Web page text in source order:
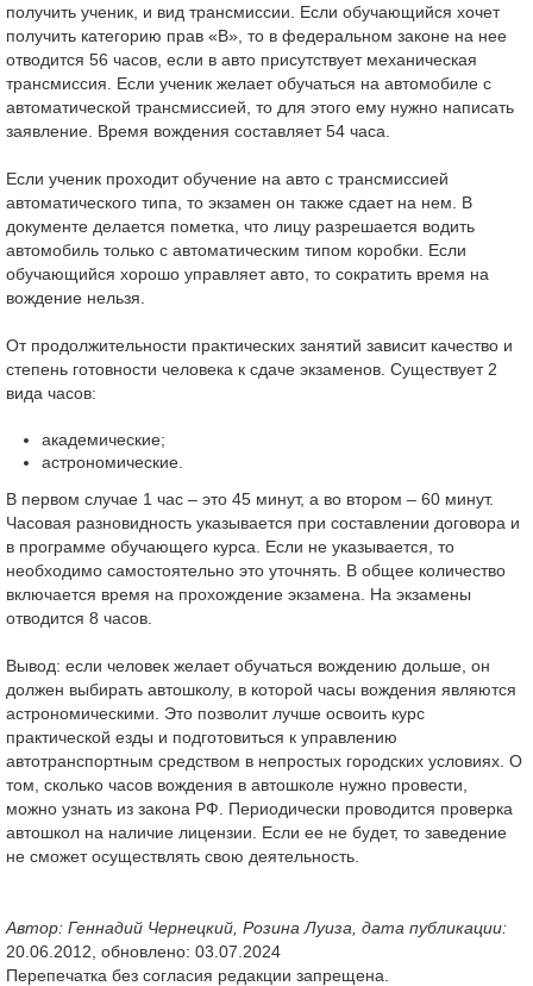
получить ученик, и вид трансмиссии. Если обучающийся хочет
получить категорию прав «В», то в федеральном законе на нее
отводится 56 часов, если в авто присутствует механическая
трансмиссия. Если ученик желает обучаться на автомобиле с
автоматической трансмиссией, то для этого ему нужно написать
заявление. Время вождения составляет 54 часа.
Если ученик проходит обучение на авто с трансмиссией
автоматического типа, то экзамен он также сдает на нем. В
документе делается пометка, что лицу разрешается водить
автомобиль только с автоматическим типом коробки. Если
обучающийся хорошо управляет авто, то сократить время на
вождение нельзя.
От продолжительности практических занятий зависит качество и
степень готовности человека к сдаче экзаменов. Существует 2
вида часов:
академические;
астрономические.
В первом случае 1 час – это 45 минут, а во втором – 60 минут.
Часовая разновидность указывается при составлении договора и
в программе обучающего курса. Если не указывается, то
необходимо самостоятельно это уточнять. В общее количество
включается время на прохождение экзамена. На экзамены
отводится 8 часов.
Вывод: если человек желает обучаться вождению дольше, он
должен выбирать автошколу, в которой часы вождения являются
астрономическими. Это позволит лучше освоить курс
практической езды и подготовиться к управлению
автотранспортным средством в непростых городских условиях. О
том, сколько часов вождения в автошколе нужно провести,
можно узнать из закона РФ. Периодически проводится проверка
автошкол на наличие лицензии. Если ее не будет, то заведение
не сможет осуществлять свою деятельность.
Автор: Геннадий Чернецкий, Розина Луиза, дата публикации:
20.06.2012, обновлено: 03.07.2024
Перепечатка без согласия редакции запрещена.